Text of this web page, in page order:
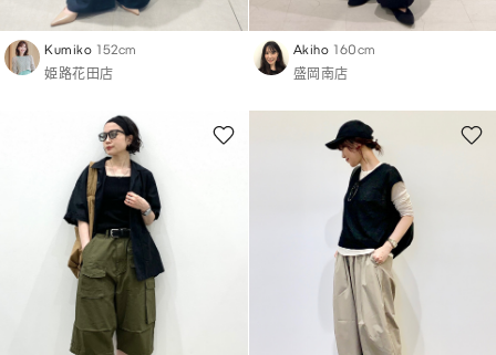
Kumiko 152cm
姫路花田店
Akiho 160cm
盛岡南店